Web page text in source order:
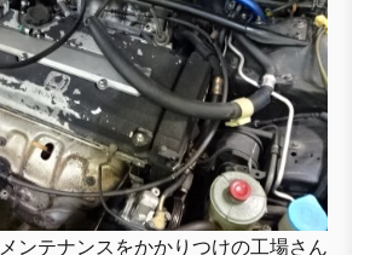
ンテナンスをかかりつけの工場さん